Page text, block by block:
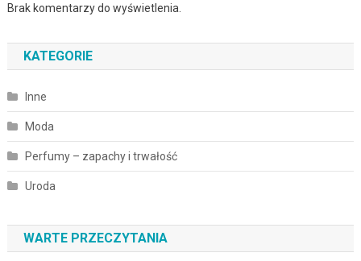
Brak komentarzy do wyświetlenia.
KATEGORIE
Inne
Moda
Perfumy – zapachy i trwałość
Uroda
WARTE PRZECZYTANIA